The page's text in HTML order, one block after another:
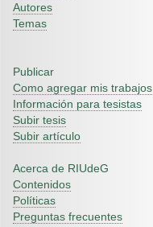
Autores
Temas
Publicar
Como agregar mis trabajos
Información para tesistas
Subir tesis
Subir artículo
Acerca de RIUdeG
Contenidos
Políticas
Preguntas frecuentes